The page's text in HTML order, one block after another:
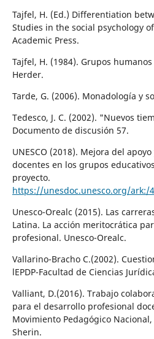
Tajfel, H. (Ed.) Differentiation
Studies in the social psychology
Academic Press.
Tajfel, H. (1984). Grupos
Herder.
Tarde, G. (2006). Monadología y
Tedesco, J. C. (2002). "Nuevos
Documento de discusión 57.
UNESCO (2018). Mejora del
docentes en los grupos
proyecto.
https://unesdoc.unesco.org/ark:/
Unesco-Orealc (2015). Las
Latina. La acción meritocrática
profesional. Unesco-Orealc.
Vallarino-Bracho C.(2002).
lEPDP-Facultad de Ciencias
Valliant, D.(2016). Trabajo
para el desarrollo profesional
Movimiento Pedagógico Nacional,
Sherin.